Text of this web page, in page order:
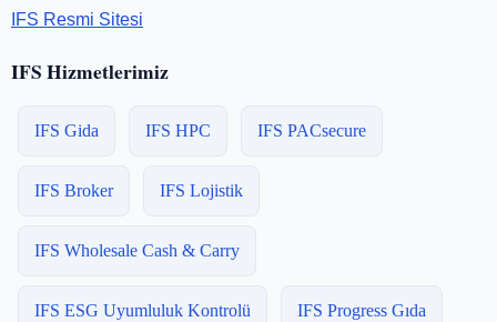
IFS Resmi Sitesi
IFS Hizmetlerimiz
IFS Gida IFS HPC IFS PACsecure
IFS Broker IFS Lojistik
IFS Wholesale Cash & Carry
IFS ESG Uyumluluk Kontrolü IFS Progress Gıda